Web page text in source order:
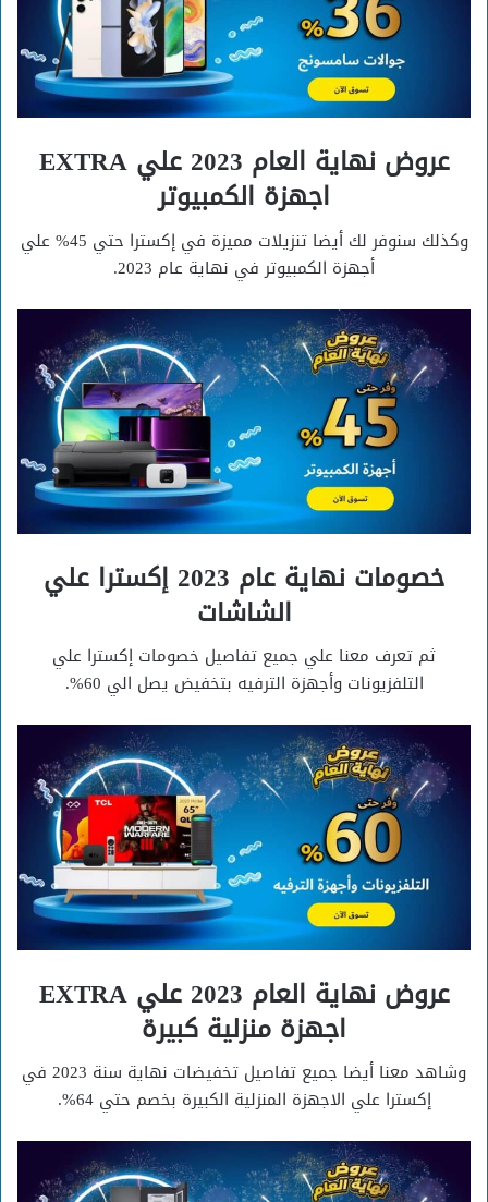
عروض نهاية العام 2023 علي EXTRA
اجهزة الكمبيوتر
وكذلك سنوفر لك أيضا تنزيلات مميزة في إكسترا حتي 45% علي
أجهزة الكمبيوتر في نهاية عام 2023.
خصومات نهاية عام 2023 إكسترا علي
الشاشات
ثم تعرف معنا علي جميع تفاصيل خصومات إكسترا علي
التلفزيونات وأجهزة الترفيه بتخفيض يصل الي 60%.
عروض نهاية العام 2023 علي EXTRA
اجهزة منزلية كبيرة
وشاهد معنا أيضا جميع تفاصيل تخفيضات نهاية سنة 2023 في
إكسترا علي الاجهزة المنزلية الكبيرة بخصم حتي 64%.